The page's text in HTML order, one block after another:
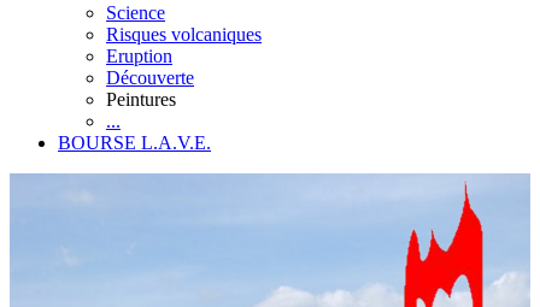
Science
Risques volcaniques
Eruption
Découverte
Peintures
...
BOURSE L.A.V.E.